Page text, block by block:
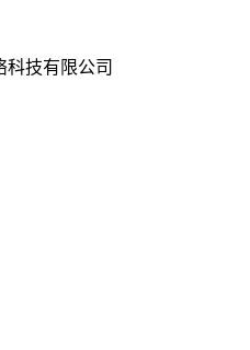
科技有限公司